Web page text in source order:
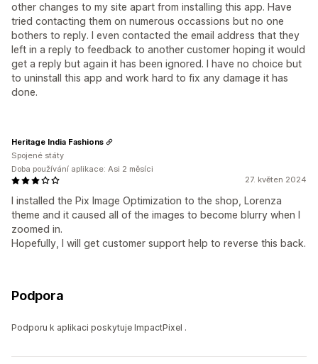
other changes to my site apart from installing this app. Have
tried contacting them on numerous occassions but no one
bothers to reply. I even contacted the email address that they
left in a reply to feedback to another customer hoping it would
get a reply but again it has been ignored. I have no choice but
to uninstall this app and work hard to fix any damage it has
done.
27. květen 2024
I installed the Pix Image Optimization to the shop, Lorenza
theme and it caused all of the images to become blurry when I
zoomed in.
Hopefully, I will get customer support help to reverse this back.
Heritage India Fashions
Spojené státy
Doba používání aplikace: Asi 2 měsíci
Podpora
Podporu k aplikaci poskytuje ImpactPixel .